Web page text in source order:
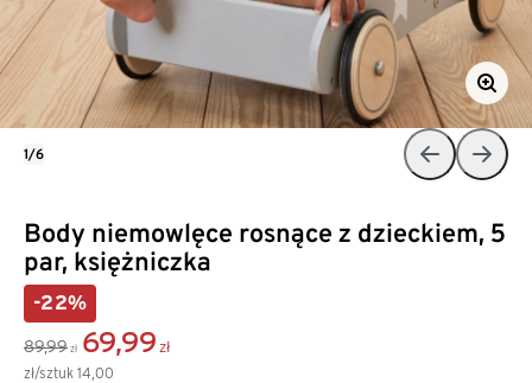
Body niemowlęce rosnące z dzieckiem, 5
par, księżniczka
-22%
89,99 zł 69,99 zł
zł/sztuk 14,00
1/6